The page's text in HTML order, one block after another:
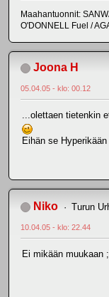
Maahantuonnit:
O'DONNELL Fuel /
Joona H
05.04.05 - klo: 00.12
...olettaen tietenkin
Eihän se
Niko Turun
10.04.05 - klo: 22.44
Ei mikään muukaan